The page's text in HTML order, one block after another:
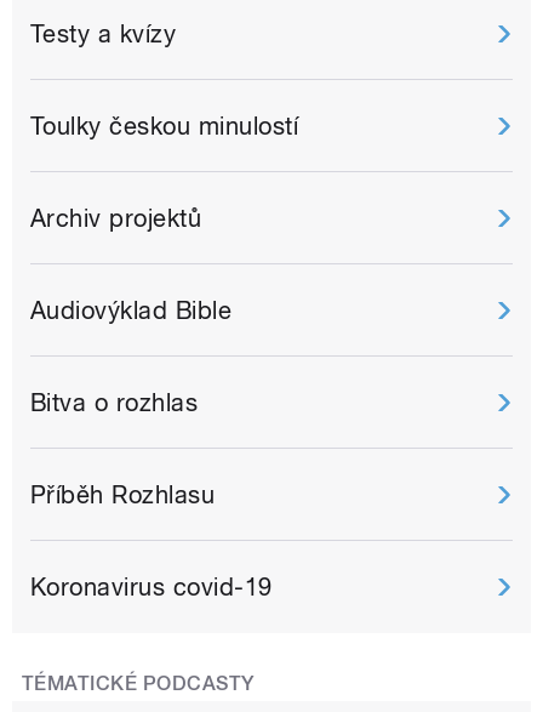
Testy a kvízy
Toulky českou minulostí
Archiv projektů
Audiovýklad Bible
Bitva o rozhlas
Příběh Rozhlasu
Koronavirus covid-19
TÉMATICKÉ PODCASTY